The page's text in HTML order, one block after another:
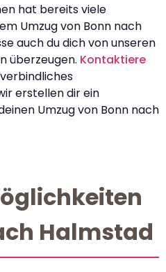
hat bereits viele
Umzug von Bonn nach
auch du dich von unseren
überzeugen. Kontaktiere
erstellen dir ein
Umzug von Bonn nach
Halmstad